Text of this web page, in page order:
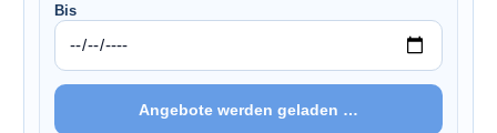
Bis
Angebote werden geladen …